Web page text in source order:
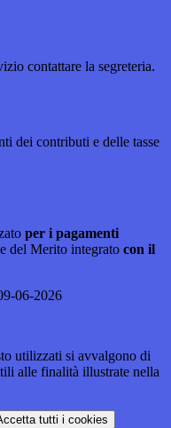
contattare la segreteria.
dei contributi e delle tasse
per i pagamenti
del Merito integrato con il
06-2026
utilizzati si avvalgono di
alle finalità illustrate nella
tutti i cookies